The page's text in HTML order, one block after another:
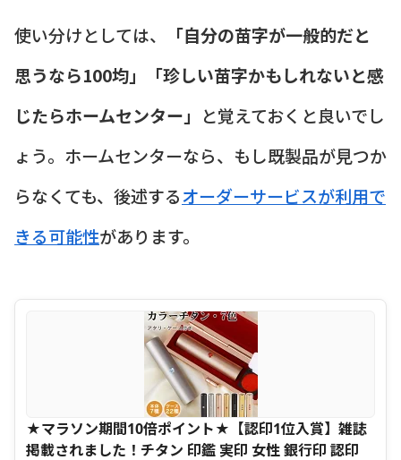
使い分けとしては、
「自分の苗字が一般的だと
思うなら100均」「珍しい苗字かもしれないと感
じたらホームセンター」 と覚えておくと良いでし
ょう。ホームセンターなら、もし既製品が見つか
らなくても、後述するオーダーサービスが利用で
きる可能性があります。
★マラソン期間10倍ポイント★【認印1位入賞】雑誌
掲載されました！チタン 印鑑 実印 女性 銀行印 認印